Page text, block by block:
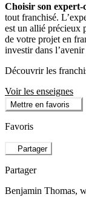
Choisir son expert-
tout franchisé.
est un allié précieux
de votre projet en
investir dans
Découvrir les
Voir les enseignes
Mettre en favoris
Favoris
Partager
Partager
Benjamin Thomas,